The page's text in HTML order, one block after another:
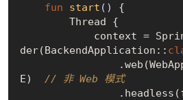
fun start ()
{
der(BackendApplication::
E) // 非 Web 模式
                .headless(